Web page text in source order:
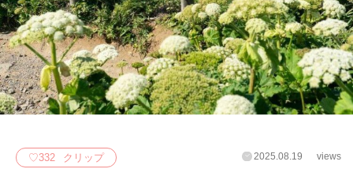
♡332 クリップ 2025.08.19 views